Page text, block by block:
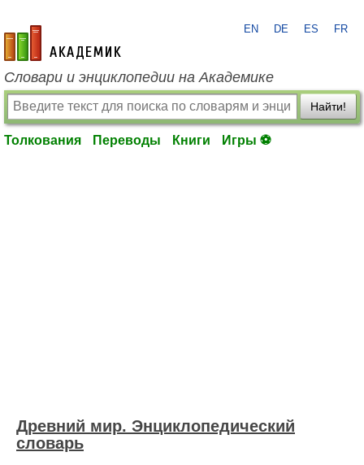
academic.ru
EN DE ES FR
Словари и энциклопедии на Академике
Найти!
Толкования Переводы Книги Игры ⚽
Древний мир. Энциклопедический
словарь